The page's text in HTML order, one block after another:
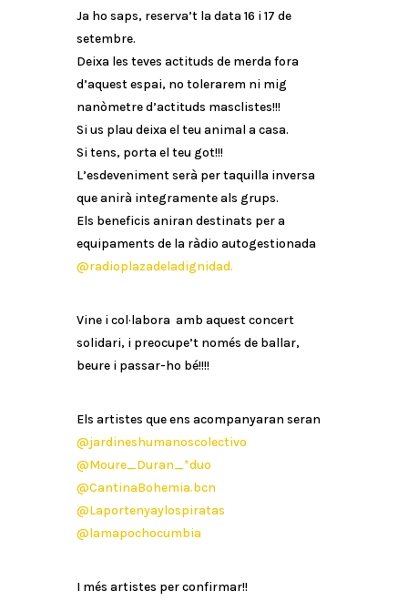
Ja ho saps, reserva’t la data 16 i 17 de
setembre.
Deixa les teves actituds de merda fora
d’aquest espai, no tolerarem ni mig
nanòmetre d’actituds masclistes!!!
Si us plau deixa el teu animal a casa.
Si tens, porta el teu got!!!
L’esdeveniment serà per taquilla inversa
que anirà integramente als grups.
Els beneficis aniran destinats per a
equipaments de la ràdio autogestionada
@radioplazadeladignidad.
Vine i col·labora amb aquest concert
solidari, i preocupe’t només de ballar,
beure i passar-ho bé!!!!
Els artistes que ens acompanyaran seran
@jardineshumanoscolectivo
@Moure_Duran_*duo
@CantinaBohemia.bcn
@Laportenyaylospiratas
@lamapochocumbia
I més artistes per confirmar!!